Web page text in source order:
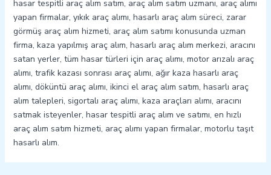
hasar tespitli araç alım satım, araç alım satım uzmanı, araç alımı
yapan firmalar, yıkık araç alımı, hasarlı araç alım süreci, zarar
görmüş araç alım hizmeti, araç alım satımı konusunda uzman
firma, kaza yapılmış araç alım, hasarlı araç alım merkezi, aracını
satan yerler, tüm hasar türleri için araç alımı, motor arızalı araç
alımı, trafik kazası sonrası araç alımı, ağır kaza hasarlı araç
alımı, döküntü araç alımı, ikinci el araç alım satım, hasarlı araç
alım talepleri, sigortalı araç alımı, kaza araçları alımı, aracını
satmak isteyenler, hasar tespitli araç alım ve satımı, en hızlı
araç alım satım hizmeti, araç alımı yapan firmalar, motorlu taşıt
hasarlı alım.